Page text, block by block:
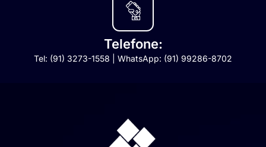
Telefone:
Tel: (91) 3273-1558 | WhatsApp: (91) 99286-8702